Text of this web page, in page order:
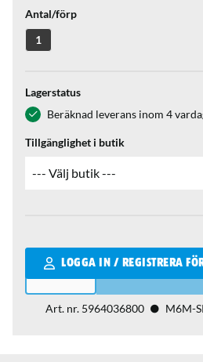
Antal/förp
1
Lagerstatus
Beräknad leverans inom 4
Tillgänglighet i butik
LOGGA IN / REGISTRERA
Qantity
Art. nr. 5964036800 M6M-